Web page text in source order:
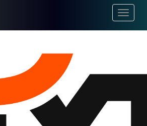
Toggle